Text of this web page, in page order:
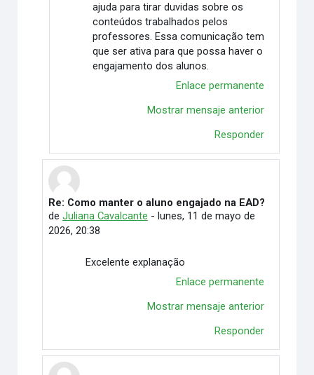
ajuda para tirar duvidas sobre os
conteúdos trabalhados pelos
professores. Essa comunicação tem
que ser ativa para que possa haver o
engajamento dos alunos.
Enlace permanente
Mostrar mensaje anterior
Responder
En respuesta a Vitória Duarte Wingert
Re: Como manter o aluno engajado na EAD?
de Juliana Cavalcante - lunes, 11 de mayo de
2026, 20:38
Excelente explanação
Enlace permanente
Mostrar mensaje anterior
Responder